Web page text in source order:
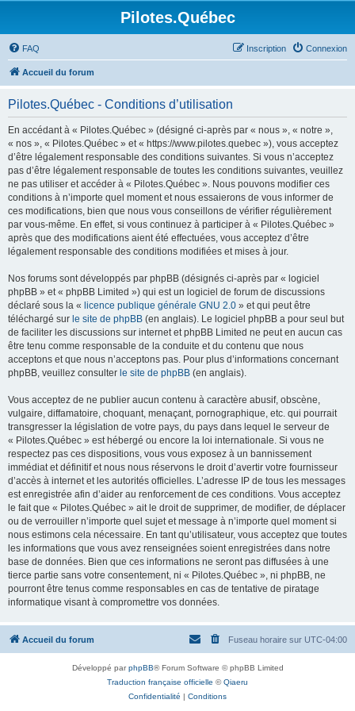
Pilotes.Québec
FAQ Connexion
Inscription
Accueil du forum
Pilotes.Québec - Conditions d’utilisation
En accédant à « Pilotes.Québec » (désigné ci-après par « nous », « notre »,
« nos », « Pilotes.Québec » et « https://www.pilotes.quebec »), vous acceptez
d’être légalement responsable des conditions suivantes. Si vous n’acceptez
pas d’être légalement responsable de toutes les conditions suivantes, veuillez
ne pas utiliser et accéder à « Pilotes.Québec ». Nous pouvons modifier ces
conditions à n’importe quel moment et nous essaierons de vous informer de
ces modifications, bien que nous vous conseillons de vérifier régulièrement
par vous-même. En effet, si vous continuez à participer à « Pilotes.Québec »
après que des modifications aient été effectuées, vous acceptez d’être
légalement responsable des conditions modifiées et mises à jour.
Nos forums sont développés par phpBB (désignés ci-après par « logiciel
phpBB » et « phpBB Limited ») qui est un logiciel de forum de discussions
déclaré sous la « licence publique générale GNU 2.0 » et qui peut être
téléchargé sur le site de phpBB (en anglais). Le logiciel phpBB a pour seul but
de faciliter les discussions sur internet et phpBB Limited ne peut en aucun cas
être tenu comme responsable de la conduite et du contenu que nous
acceptons et que nous n’acceptons pas. Pour plus d’informations concernant
phpBB, veuillez consulter le site de phpBB (en anglais).
Vous acceptez de ne publier aucun contenu à caractère abusif, obscène,
vulgaire, diffamatoire, choquant, menaçant, pornographique, etc. qui pourrait
transgresser la législation de votre pays, du pays dans lequel le serveur de
« Pilotes.Québec » est hébergé ou encore la loi internationale. Si vous ne
respectez pas ces dispositions, vous vous exposez à un bannissement
immédiat et définitif et nous nous réservons le droit d’avertir votre fournisseur
d’accès à internet et les autorités officielles. L’adresse IP de tous les messages
est enregistrée afin d’aider au renforcement de ces conditions. Vous acceptez
le fait que « Pilotes.Québec » ait le droit de supprimer, de modifier, de déplacer
ou de verrouiller n’importe quel sujet et message à n’importe quel moment si
nous estimons cela nécessaire. En tant qu’utilisateur, vous acceptez que toutes
les informations que vous avez renseignées soient enregistrées dans notre
base de données. Bien que ces informations ne seront pas diffusées à une
tierce partie sans votre consentement, ni « Pilotes.Québec », ni phpBB, ne
pourront être tenus comme responsables en cas de tentative de piratage
informatique visant à compromettre vos données.
Accueil du forum Fuseau horaire sur UTC-04:00
Développé parphpBB® Forum Software © phpBB Limited
Traduction française officielle ©Qiaeru
Confidentialité | Conditions